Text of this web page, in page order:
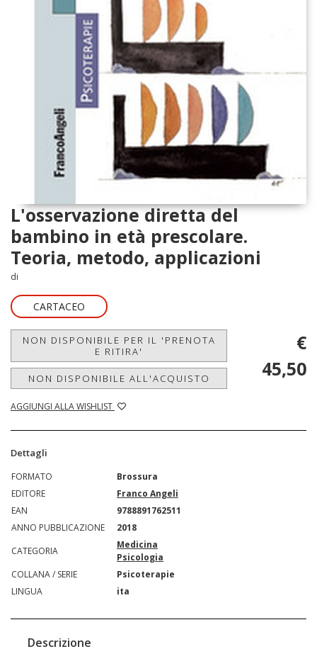
L'osservazione diretta del
bambino in età prescolare.
Teoria, metodo, applicazioni
di
CARTACEO
NON DISPONIBILE PER IL 'PRENOTA
E RITIRA'
NON DISPONIBILE ALL'ACQUISTO
AGGIUNGI ALLA WISHLIST
€
45,50
Dettagli
FORMATO
Brossura
EDITORE
Franco Angeli
EAN
9788891762511
ANNO PUBBLICAZIONE
2018
CATEGORIA
Medicina
Psicologia
COLLANA / SERIE
Psicoterapie
LINGUA
ita
Descrizione